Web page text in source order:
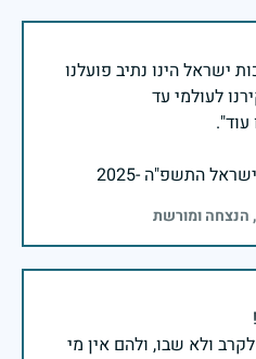
ישראל הינו נתיב פועלנו
התשפ"ה -2025
הנצחה ומורשת
ולא שבו, ולהם אין מי